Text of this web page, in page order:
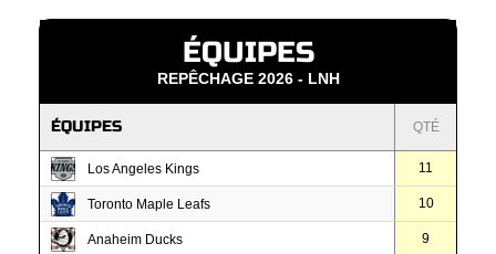
ÉQUIPES
REPÊCHAGE 2026 - LNH
ÉQUIPES QTÉ
Los Angeles Kings 11
Toronto Maple Leafs 10
Anaheim Ducks 9